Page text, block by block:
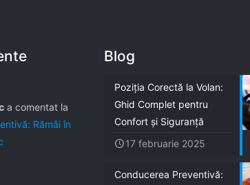
a comentat la
Rămâi în
Blog
Poziția Corectă la Volan:
Ghid Complet pentru
Confort și Siguranță
17 februarie 2025
Conducerea Preventivă: